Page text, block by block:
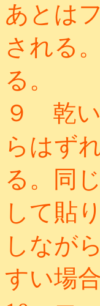
あとは
される
る。
９ 乾い
らはず
る。同
して貼
しなが
すい場